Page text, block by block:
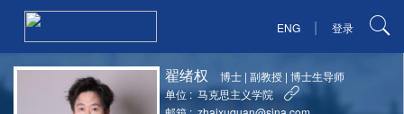
ENG | 登录
翟绪权 博士 |副教授 |博士生导师
单位 : 马克思主义学院